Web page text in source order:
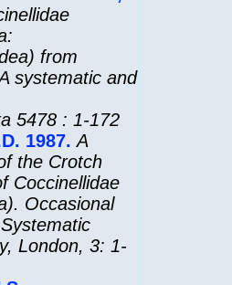
from
systematic and
5478 : 1-172
1987. A
the Crotch
Coccinellidae
Occasional
London, 3: 1-